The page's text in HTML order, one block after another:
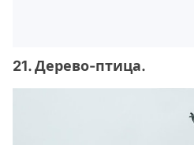
21. Дерево-птица.